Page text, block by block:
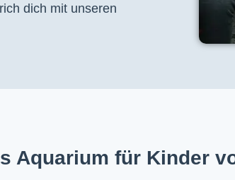
dich mit unseren
Aquarium für Kinder